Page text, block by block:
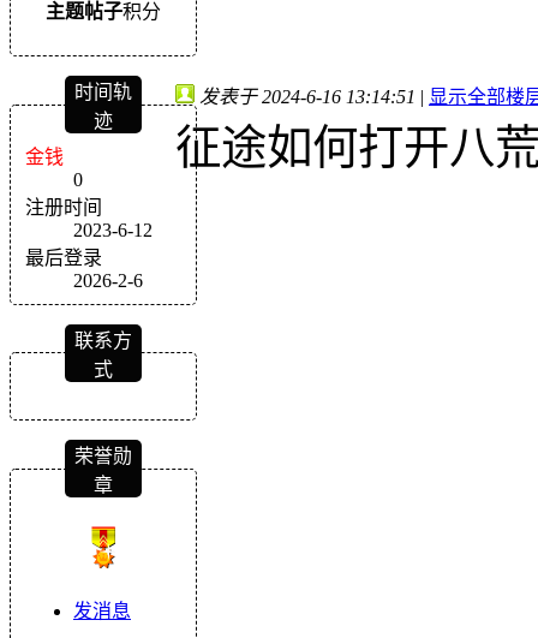
主题帖子积分
时间轨
迹
金钱
0
注册时间
2023-6-12
最后登录
2026-2-6
联系方
式
荣誉勋
章
发消息
发表于 2024-6-16 13:14:51 | 显示全部楼
征途如何打开八